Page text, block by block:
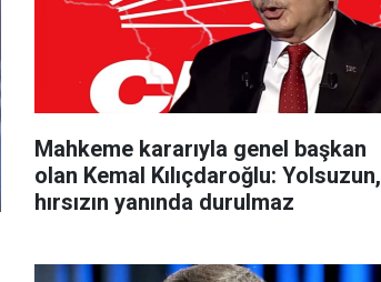
Mahkeme kararıyla genel başkan
olan Kemal Kılıçdaroğlu: Yolsuzun,
hırsızın yanında durulmaz